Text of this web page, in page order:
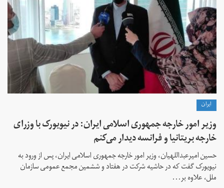
ايران
وزیر امور خارجه جمهوری اسلامی ایران: در نیویورک با وزرای
خارجه بریتانیا و فرانسه دیدار می‌کنم
حسین امیرعبداللهیان، وزیر امور خارجه جمهوری اسلامی ایران، پس از ورود به
نیویورک گفت که در حاشیه شرکت در هفتاد و ششمین مجمع عمومی سازمان
ملل، علاوه بر...